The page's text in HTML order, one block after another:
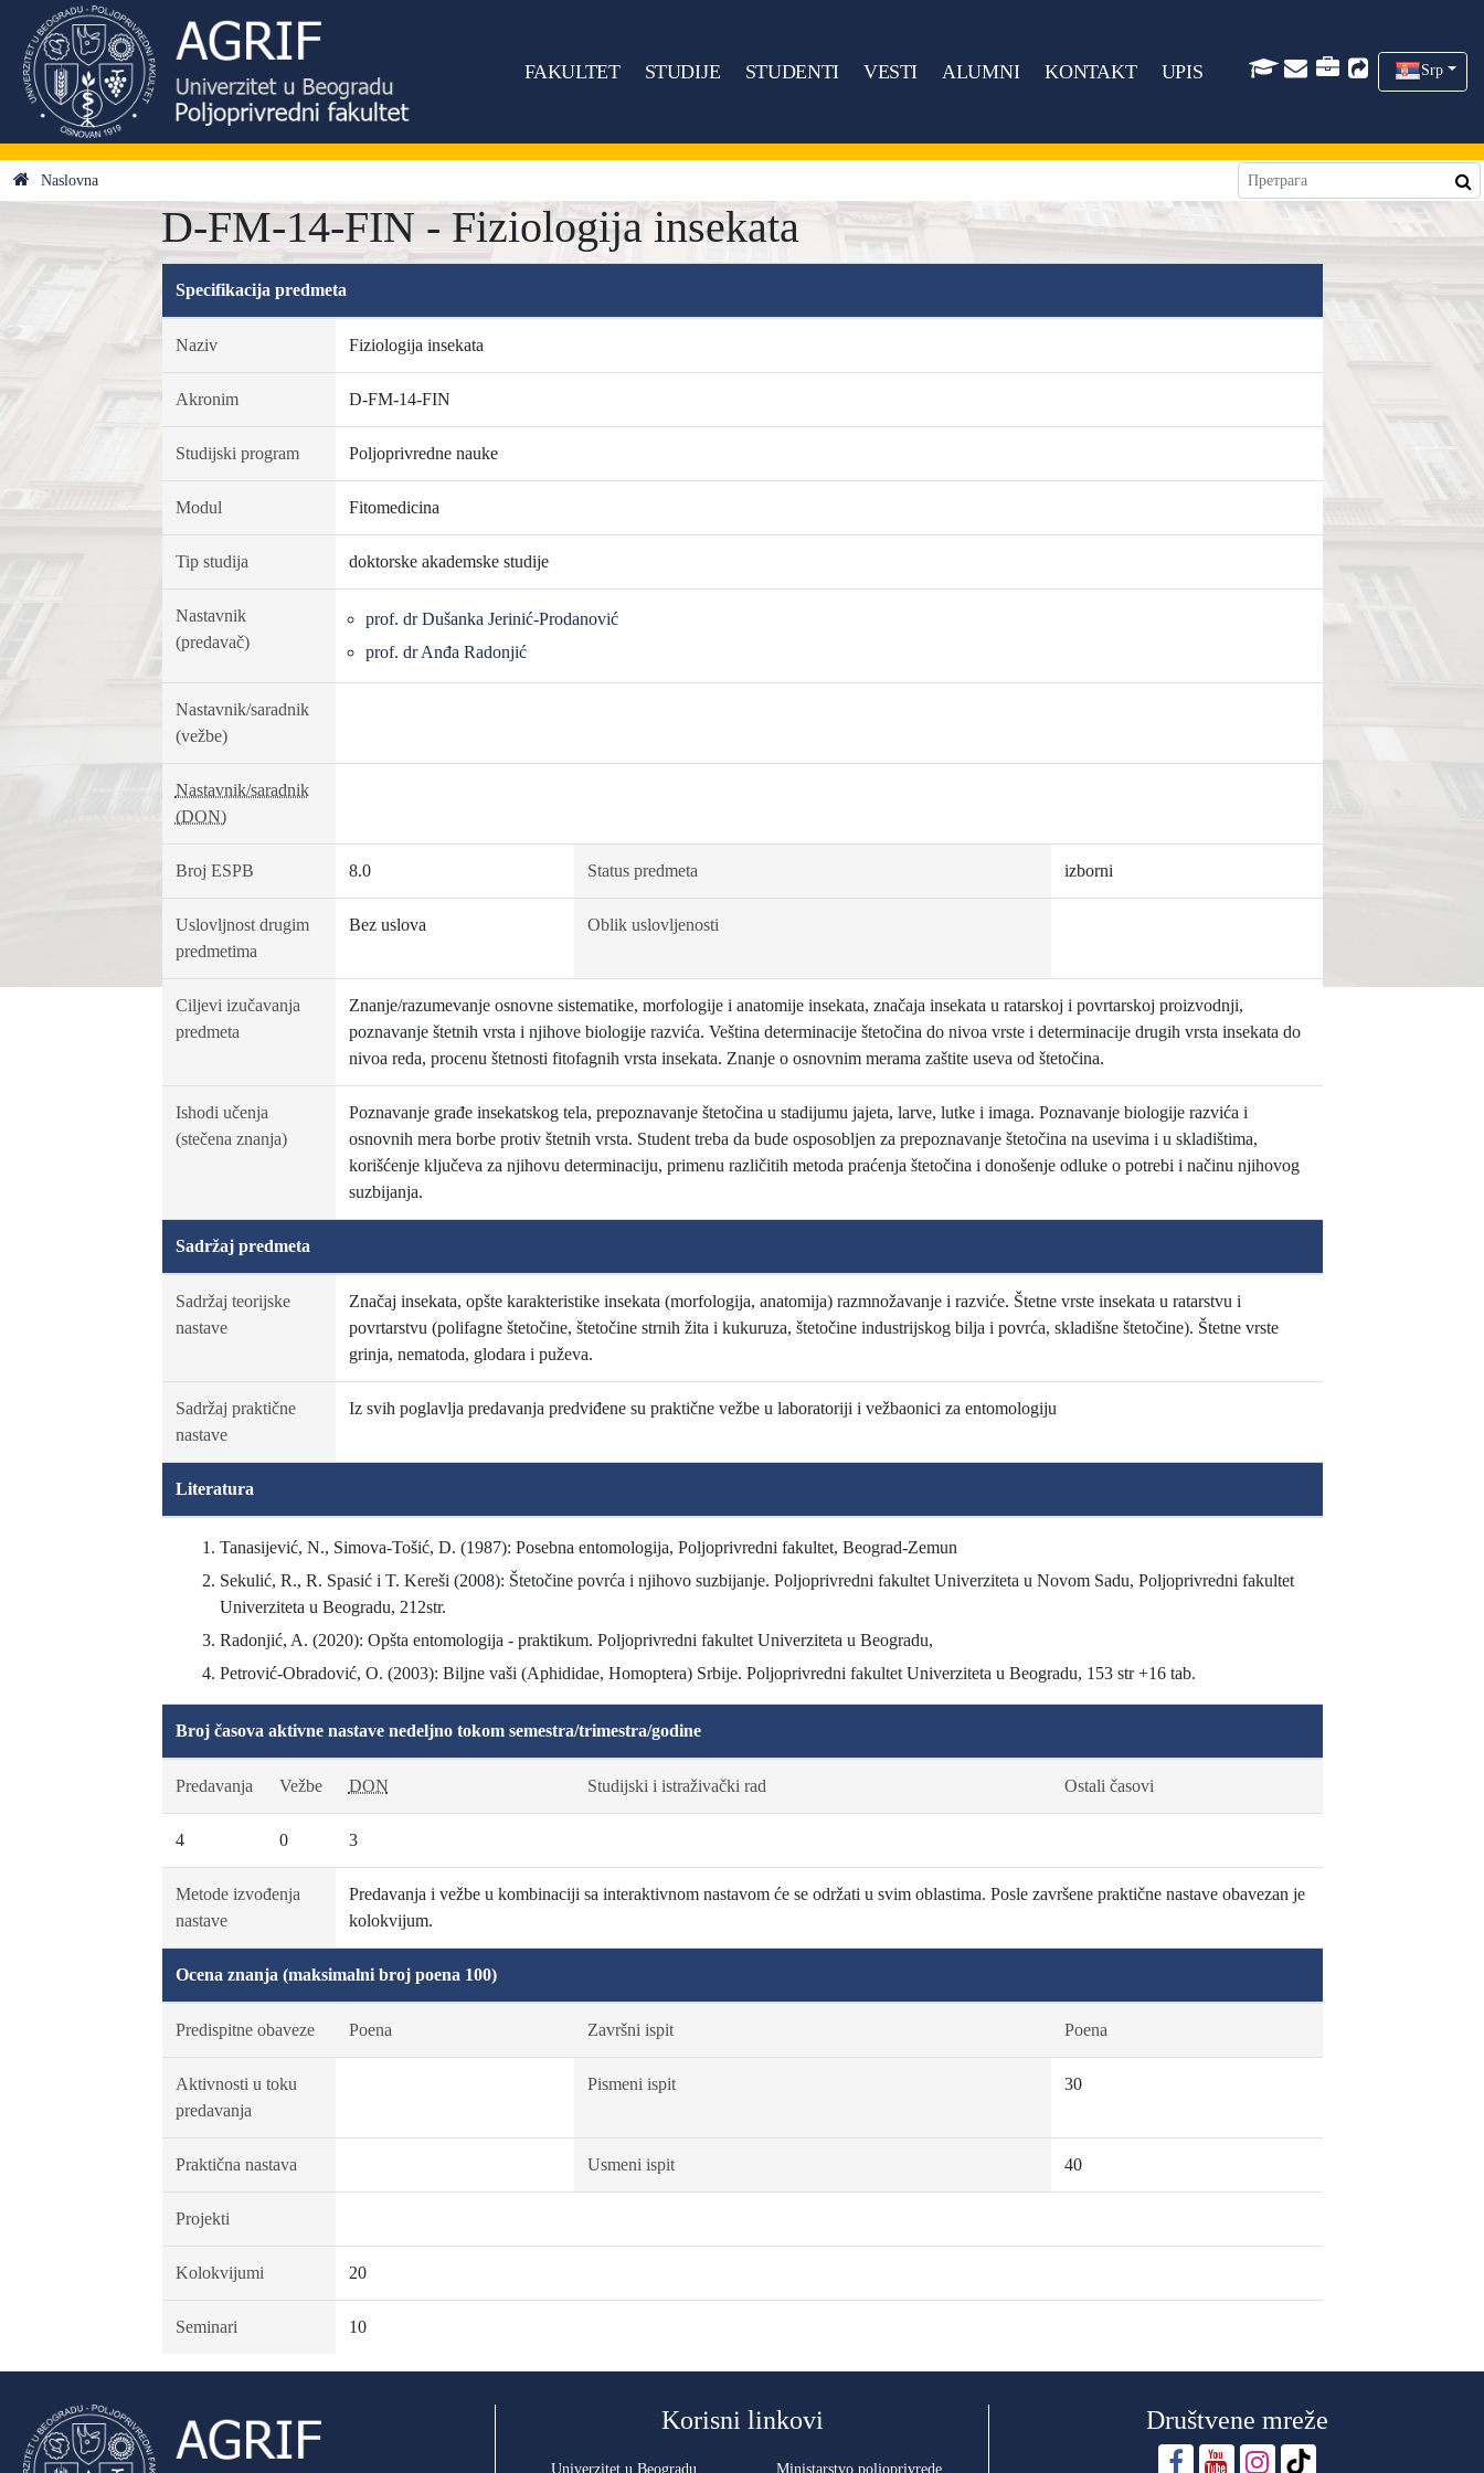
FAKULTET STUDIJE STUDENTI VESTI ALUMNI KONTAKT UPIS Srp
Naslovna
D-FM-14-FIN - Fiziologija insekata
Specifikacija predmeta
Naziv Fiziologija insekata
Akronim D-FM-14-FIN
Studijski program Poljoprivredne nauke
Modul Fitomedicina
Tip studija doktorske akademske studije
Nastavnik
(predavač)
prof. dr Dušanka Jerinić-Prodanović
prof. dr Anđa Radonjić
Nastavnik/saradnik
(vežbe)
Nastavnik/saradnik
(DON)
Broj ESPB 8.0 Status predmeta izborni
Uslovljnost drugim
predmetima
Bez uslova Oblik uslovljenosti
Ciljevi izučavanja
predmeta
Znanje/razumevanje osnovne sistematike, morfologije i anatomije insekata, značaja insekata u ratarskoj i povrtarskoj proizvodnji,
poznavanje štetnih vrsta i njihove biologije razvića. Veština determinacije štetočina do nivoa vrste i determinacije drugih vrsta insekata do
nivoa reda, procenu štetnosti fitofagnih vrsta insekata. Znanje o osnovnim merama zaštite useva od štetočina.
Ishodi učenja
(stečena znanja)
Poznavanje građe insekatskog tela, prepoznavanje štetočina u stadijumu jajeta, larve, lutke i imaga. Poznavanje biologije razvića i
osnovnih mera borbe protiv štetnih vrsta. Student treba da bude osposobljen za prepoznavanje štetočina na usevima i u skladištima,
korišćenje ključeva za njihovu determinaciju, primenu različitih metoda praćenja štetočina i donošenje odluke o potrebi i načinu njihovog
suzbijanja.
Sadržaj predmeta
Sadržaj teorijske
nastave
Značaj insekata, opšte karakteristike insekata (morfologija, anatomija) razmnožavanje i razviće. Štetne vrste insekata u ratarstvu i
povrtarstvu (polifagne štetočine, štetočine strnih žita i kukuruza, štetočine industrijskog bilja i povrća, skladišne štetočine). Štetne vrste
grinja, nematoda, glodara i puževa.
Sadržaj praktične
nastave
Iz svih poglavlja predavanja predviđene su praktične vežbe u laboratoriji i vežbaonici za entomologiju
Literatura
Tanasijević, N., Simova-Tošić, D. (1987): Posebna entomologija, Poljoprivredni fakultet, Beograd-Zemun
Sekulić, R., R. Spasić i T. Kereši (2008): Štetočine povrća i njihovo suzbijanje. Poljoprivredni fakultet Univerziteta u Novom Sadu, Poljoprivredni fakultet
Univerziteta u Beogradu, 212str.
Radonjić, A. (2020): Opšta entomologija - praktikum. Poljoprivredni fakultet Univerziteta u Beogradu,
Petrović-Obradović, O. (2003): Biljne vaši (Aphididae, Homoptera) Srbije. Poljoprivredni fakultet Univerziteta u Beogradu, 153 str +16 tab.
Broj časova aktivne nastave nedeljno tokom semestra/trimestra/godine
Predavanja Vežbe DON Studijski i istraživački rad Ostali časovi
4 0 3
Metode izvođenja
nastave
Predavanja i vežbe u kombinaciji sa interaktivnom nastavom će se održati u svim oblastima. Posle završene praktične nastave obavezan je
kolokvijum.
Ocena znanja (maksimalni broj poena 100)
Predispitne obaveze Poena Završni ispit Poena
Aktivnosti u toku
predavanja
Pismeni ispit 30
Praktična nastava Usmeni ispit 40
Projekti
Kolokvijumi 20
Seminari 10
Korisni linkovi
Univerzitet u Beogradu Ministarstvo poljoprivrede,
Društvene mreže